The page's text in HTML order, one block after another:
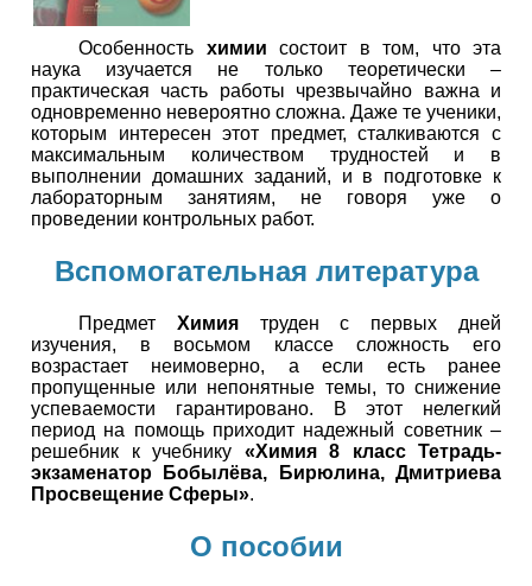
Особенность химии состоит в том, что эта
наука изучается не только теоретически –
практическая часть работы чрезвычайно важна и
одновременно невероятно сложна. Даже те ученики,
которым интересен этот предмет, сталкиваются с
максимальным количеством трудностей и в
выполнении домашних заданий, и в подготовке к
лабораторным занятиям, не говоря уже о
проведении контрольных работ.
Вспомогательная литература
Предмет Химиятруден с первых дней
изучения, в восьмом классе сложность его
возрастает неимоверно, а если есть ранее
пропущенные или непонятные темы, то снижение
успеваемости гарантировано. В этот нелегкий
период на помощь приходит надежный советник –
решебник к учебнику «Химия 8 класс Тетрадь-
экзаменатор Бобылёва, Бирюлина, Дмитриева
Просвещение Сферы».
О пособии